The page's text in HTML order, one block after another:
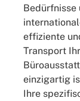
Bedürfnisse
effiziente
Transport
einzigartig
Ihre